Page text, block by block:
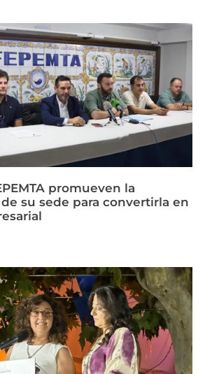
promueven la
su sede para convertirla en